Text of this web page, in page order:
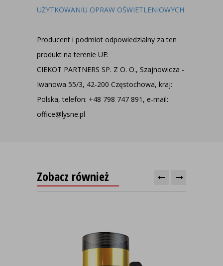
UŻYTKOWANIU OPRAW OŚWIETLENIOWYCH
Producent i podmiot odpowiedzialny za ten
produkt na terenie UE:
CIEKOT PARTNERS SP. Z O. O., Szajnowicza -
Iwanowa 55/3, 42-200 Częstochowa, kraj:
Polska, telefon: +48 798 747 891, e-mail:
office@lysne.pl
Zobacz również